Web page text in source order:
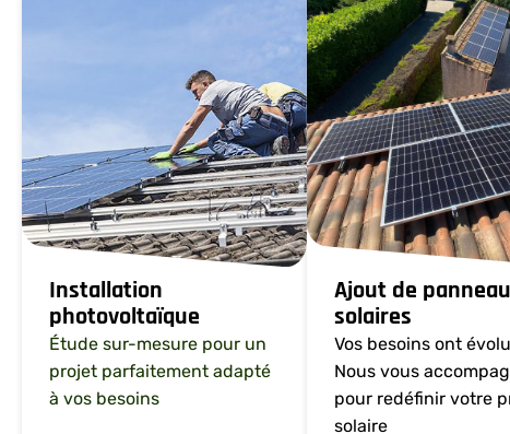
Installation
photovoltaïque
Étude sur-mesure pour un
projet parfaitement adapté
à vos besoins
Ajout de
solaires
Vos besoins ont
Nous vous
pour redéfinir votre
solaire